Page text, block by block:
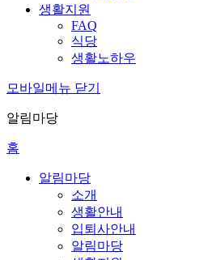
생활지원
FAQ
식당
생활노하우
모바일메뉴 닫기
알림마당
홈
알림마당
소개
생활안내
입퇴사안내
알림마당